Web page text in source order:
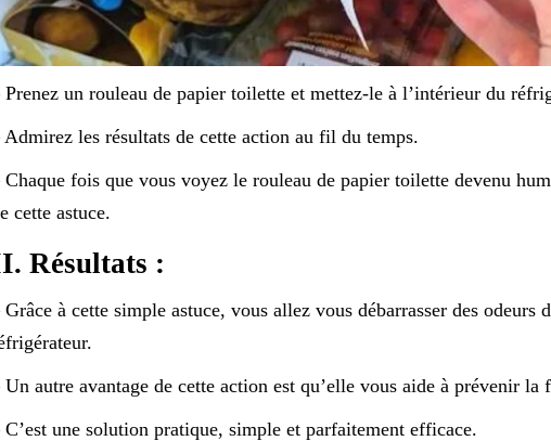
Prenez un rouleau de papier toilette et mettez-le à l’intérieur du
Admirez les résultats de cette action au fil du temps.
Chaque fois que vous voyez le rouleau de papier toilette devenu
cette astuce.
Résultats :
Grâce à cette simple astuce, vous allez vous débarrasser des odeurs
Un autre avantage de cette action est qu’elle vous aide à prévenir
C’est une solution pratique, simple et parfaitement efficace.